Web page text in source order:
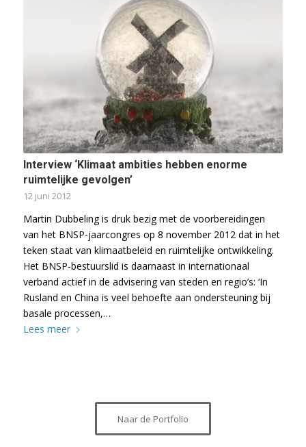
Interview ‘Klimaat ambities hebben enorme
ruimtelijke gevolgen’
12 juni 2012
Martin Dubbeling is druk bezig met de voorbereidingen
van het BNSP-jaarcongres op 8 november 2012 dat in het
teken staat van klimaatbeleid en ruimtelijke ontwikkeling.
Het BNSP-bestuurslid is daarnaast in internationaal
verband actief in de advisering van steden en regio’s: ‘In
Rusland en China is veel behoefte aan ondersteuning bij
basale processen,…
Lees meer
Naar de Portfolio